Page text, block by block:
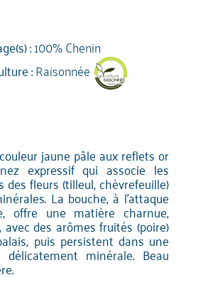
:100% Chenin
:Raisonnée
jaune pâle aux reflets or
expressif qui associe les
des fleurs (tilleul, chèvrefeuille)
La bouche, à l'attaque
offre une matière charnue,
des arômes fruités (poire)
puis persistent dans une
minérale. Beau